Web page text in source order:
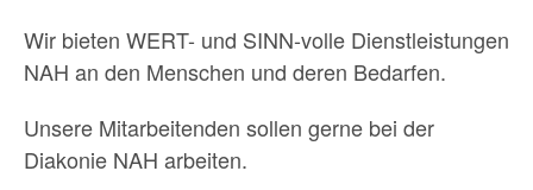
Wir bieten WERT- und SINN-volle Dienstleistungen
NAH an den Menschen und deren Bedarfen.
Unsere Mitarbeitenden sollen gerne bei der
Diakonie NAH arbeiten.